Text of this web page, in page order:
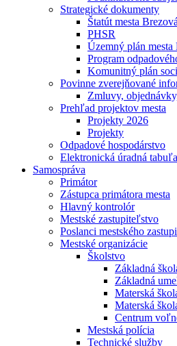
Strategické dokumenty
Štatút mesta
PHSR
Územný plán
Program
Komunitný plán
Povinne zverejňované
Zmluvy,
Prehľad projektov mesta
Projekty 2026
Projekty
Odpadové hospodárstvo
Elektronická úradná tabuľa
Samospráva
Primátor
Zástupca primátora mesta
Hlavný kontrolór
Mestské zastupiteľstvo
Poslanci mestského
Mestské organizácie
Školstvo
Základná
Základná
Materská
Materská
Centrum
Mestská polícia
Technické služby